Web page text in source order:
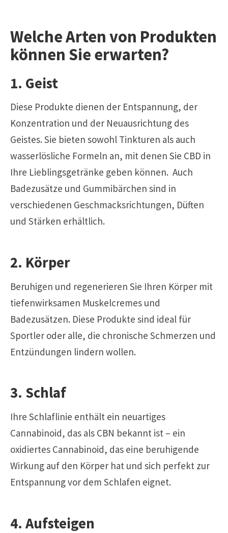
Welche Arten von Produkten
können Sie erwarten?
1. Geist
Diese Produkte dienen der Entspannung, der
Konzentration und der Neuausrichtung des
Geistes. Sie bieten sowohl Tinkturen als auch
wasserlösliche Formeln an, mit denen Sie CBD in
Ihre Lieblingsgetränke geben können. Auch
Badezusätze und Gummibärchen sind in
verschiedenen Geschmacksrichtungen, Düften
und Stärken erhältlich.
2. Körper
Beruhigen und regenerieren Sie Ihren Körper mit
tiefenwirksamen Muskelcremes und
Badezusätzen. Diese Produkte sind ideal für
Sportler oder alle, die chronische Schmerzen und
Entzündungen lindern wollen.
3. Schlaf
Ihre Schlaflinie enthält ein neuartiges
Cannabinoid, das als CBN bekannt ist – ein
oxidiertes Cannabinoid, das eine beruhigende
Wirkung auf den Körper hat und sich perfekt zur
Entspannung vor dem Schlafen eignet.
4. Aufsteigen